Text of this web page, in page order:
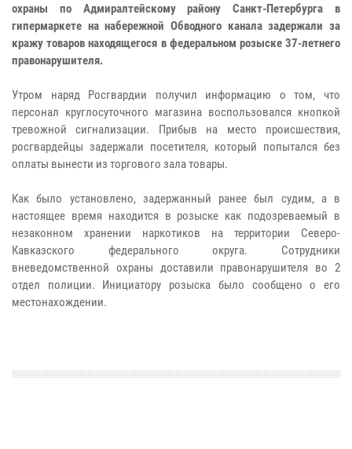
охраны по Адмиралтейскому району Санкт-Петербурга в
гипермаркете на набережной Обводного канала задержали за
кражу товаров находящегося в федеральном розыске 37-летнего
правонарушителя.
Утром наряд Росгвардии получил информацию о том, что
персонал круглосуточного магазина воспользовался кнопкой
тревожной сигнализации. Прибыв на место происшествия,
росгвардейцы задержали посетителя, который попытался без
оплаты вынести из торгового зала товары.
Как было установлено, задержанный ранее был судим, а в
настоящее время находится в розыске как подозреваемый в
незаконном хранении наркотиков на территории Северо-
Кавказского федерального округа. Сотрудники
вневедомственной охраны доставили правонарушителя во 2
отдел полиции. Инициатору розыска было сообщено о его
местонахождении.